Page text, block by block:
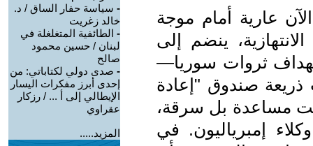
عارية أمام موجة
ينضم إلى
ثروات سوريا—
ذريعة صندوق "إعادة
هذه ليست مساعدة بل سرقة،
إمبرياليون. في
- سياسة حفار الساق / د.
خالد زغريت
- الطائفية المتغلغلة في
لبنان / حسين محمود
صالح
- صدى دولي لكتاباتي: من
إحدى أبرز مفكرات اليسار
الإيطالي إلى أ ... / رزكار
عقراوي
المزيد.....